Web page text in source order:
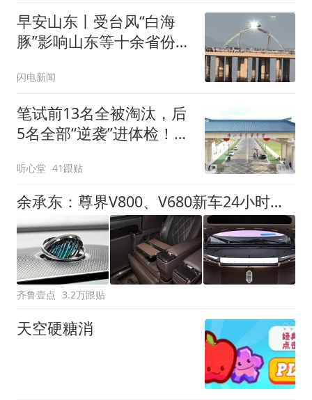
早安山东丨受台风“白海
豚”影响山东等十余省份将
庭购房社保个税缴纳年限
下调为一年；河南“三支一
扶”笔试成绩作废将重新组
织笔试
闪电新闻
笔试前13名全被淘汰，后
5名全部“逆袭”进体检！佛
学招聘，成立调查组
听心堂 41跟贴
余承东：尊界V800、V680新车24小时大定突破3500台
齐鲁壹点 3.2万跟贴
天空硬糖消